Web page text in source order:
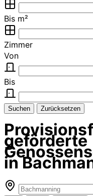
Bis m²
Zimmer
Von
Bis
Suchen Zurücksetzen
geförderte
in